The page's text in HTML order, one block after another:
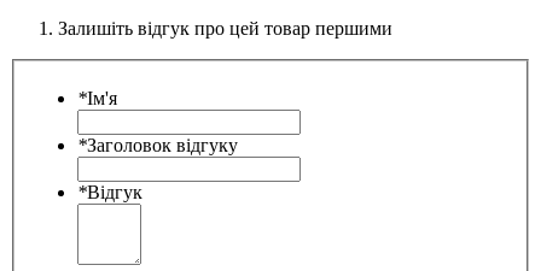
Залишіть відгук про цей товар першими
*Ім'я
*Заголовок відгуку
*Відгук